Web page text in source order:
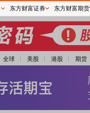
全球 美股 港股 期货
东方财富证券 东方财富期货